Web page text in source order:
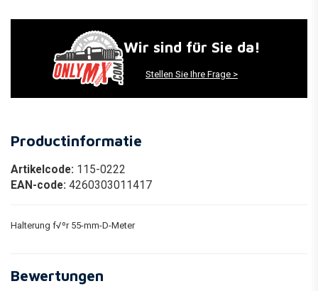
Wir sind für Sie da!
Stellen Sie Ihre Frage >
Productinformatie
Artikelcode: 115-0222
EAN-code: 4260303011417
Halterung f√ºr 55-mm-D-Meter
Bewertungen